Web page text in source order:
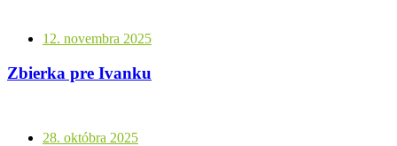
12. novembra 2025
Zbierka pre Ivanku
28. októbra 2025